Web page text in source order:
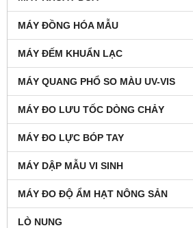
MÁY ĐỒNG HÓA MẪU
MÁY ĐẾM KHUẨN LẠC
MÁY QUANG PHỔ SO MÀU UV-VIS
MÁY ĐO LƯU TỐC DÒNG CHẢY
MÁY ĐO LỰC BÓP TAY
MÁY DẬP MẪU VI SINH
MÁY ĐO ĐỘ ẨM HẠT NÔNG SẢN
LÒ NUNG